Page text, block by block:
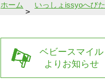
ホーム
>
いっしょissyoへびた
ベビースマイル
よりお知らせ